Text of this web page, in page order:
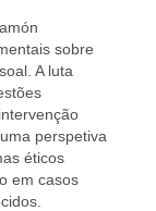
sobre
A luta
perspetiva
éticos
em casos